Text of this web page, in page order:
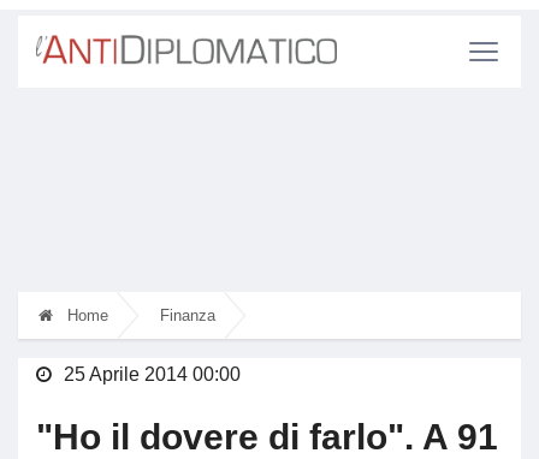
Home Finanza
25 Aprile 2014 00:00
"Ho il dovere di farlo". A 91